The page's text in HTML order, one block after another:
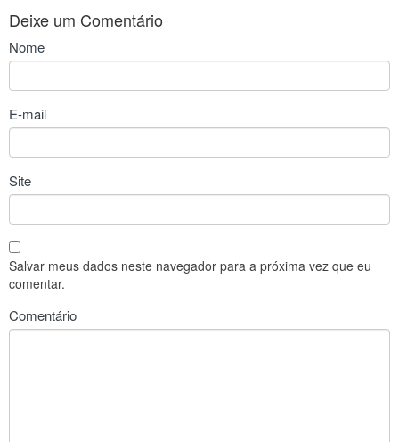
Deixe um Comentário
Nome
E-mail
Site
Salvar meus dados neste navegador para a próxima vez que eu
comentar.
Comentário